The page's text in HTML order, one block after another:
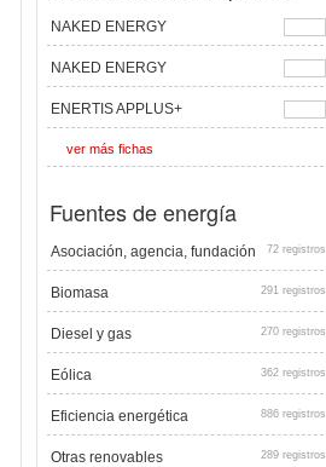
NAKED ENERGY
NAKED ENERGY
ENERTIS APPLUS+
ver más fichas
Fuentes de energía
Asociación, agencia, fundación 72 registros
Biomasa 291 registros
Diesel y gas 270 registros
Eólica 362 registros
Eficiencia energética 886 registros
Otras renovables 289 registros